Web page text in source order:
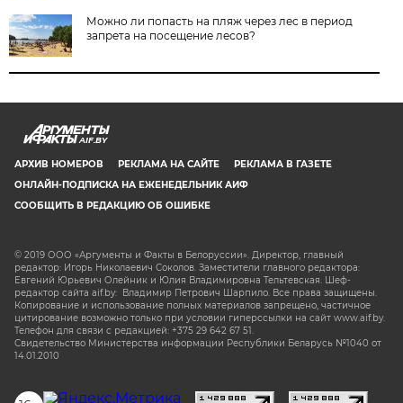
Можно ли попасть на пляж через лес в период
запрета на посещение лесов?
AIF.BY
АРХИВ НОМЕРОВ РЕКЛАМА НА САЙТЕ
РЕКЛАМА В ГАЗЕТЕ
ОНЛАЙН-ПОДПИСКА НА ЕЖЕНЕДЕЛЬНИК АИФ
СООБЩИТЬ В РЕДАКЦИЮ ОБ ОШИБКЕ
© 2019 ООО «Аргументы и Факты в Белоруссии». Директор, главный
редактор: Игорь Николаевич Соколов. Заместители главного редактора:
Евгений Юрьевич Олейник и Юлия Владимировна Тельтевская. Шеф-
редактор сайта aif.by: Владимир Петрович Шарпило. Все права защищены.
Копирование и использование полных материалов запрещено, частичное
цитирование возможно только при условии гиперссылки на сайт www.aif.by.
Телефон для связи с редакцией: +375 29 642 67 51.
Свидетельство Министерства информации Республики Беларусь №1040 от
14.01.2010